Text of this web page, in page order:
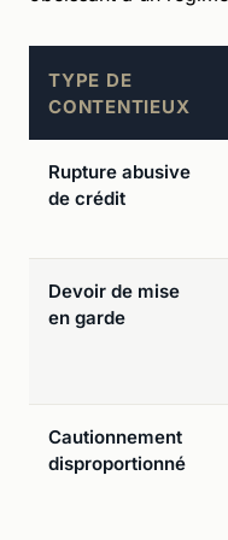
TYPE DE
CONTENTIEUX
Rupture abusive
de crédit
Devoir de mise
en garde
Cautionnement
disproportionné